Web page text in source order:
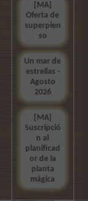
[MA]
Oferta de
superpien
so
Un mar de
estrellas -
Agosto
2026
[MA]
Suscripció
n al
planificad
or de la
planta
mágica